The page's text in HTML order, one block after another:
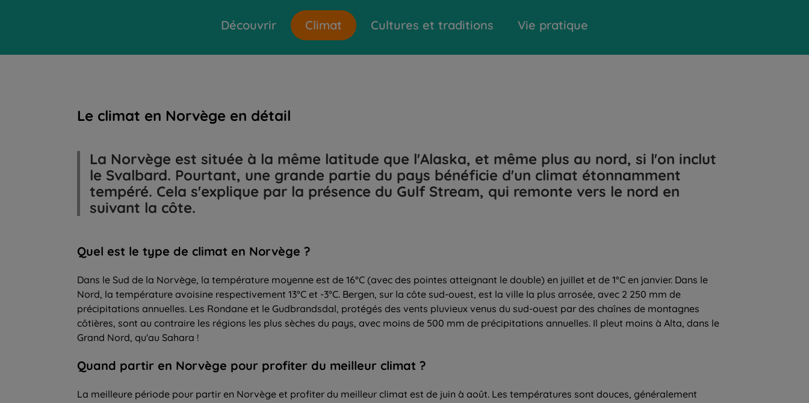
Découvrir Climat Cultures et traditions Vie pratique
Le climat en Norvège en détail
La Norvège est située à la même latitude que l'Alaska, et même plus au nord, si l'on inclut
le Svalbard. Pourtant, une grande partie du pays bénéficie d'un climat étonnamment
tempéré. Cela s'explique par la présence du Gulf Stream, qui remonte vers le nord en
suivant la côte.
Quel est le type de climat en Norvège ?
Dans le Sud de la Norvège, la température moyenne est de 16°C (avec des pointes atteignant le double) en juillet et de 1°C en janvier. Dans le
Nord, la température avoisine respectivement 13°C et -3°C. Bergen, sur la côte sud-ouest, est la ville la plus arrosée, avec 2 250 mm de
précipitations annuelles. Les Rondane et le Gudbrandsdal, protégés des vents pluvieux venus du sud-ouest par des chaînes de montagnes
côtières, sont au contraire les régions les plus sèches du pays, avec moins de 500 mm de précipitations annuelles. Il pleut moins à Alta, dans le
Grand Nord, qu'au Sahara !
Quand partir en Norvège pour profiter du meilleur climat ?
La meilleure période pour partir en Norvège et profiter du meilleur climat est de juin à août. Les températures sont douces, généralement